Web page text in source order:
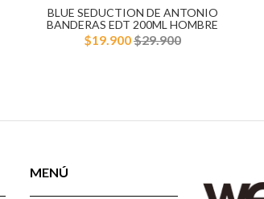
BLUE SEDUCTION DE ANTONIO
BANDERAS EDT 200ML HOMBRE
$19.900$29.900
MENÚ